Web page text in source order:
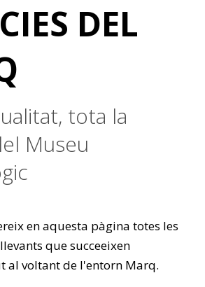
DEL
tota la
Museu
en aquesta pàgina totes les
que succeeixen
al voltant de l'entorn Marq.